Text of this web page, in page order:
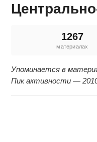
1267
материалах
Упоминается в
Пик активности —